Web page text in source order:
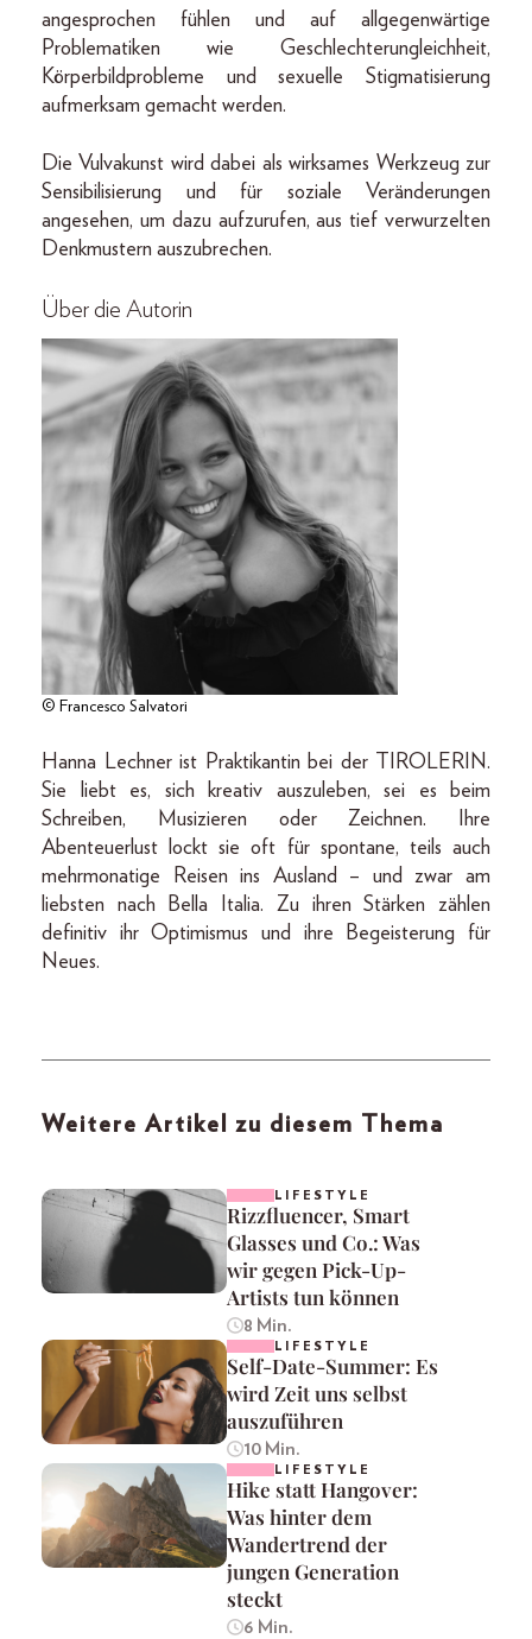
angesprochen fühlen und auf allgegenwärtige
Problematiken wie Geschlechterungleichheit,
Körperbildprobleme und sexuelle Stigmatisierung
aufmerksam gemacht werden.
Die Vulvakunst wird dabei als wirksames Werkzeug zur
Sensibilisierung und für soziale Veränderungen
angesehen, um dazu aufzurufen, aus tief verwurzelten
Denkmustern auszubrechen.
Über die Autorin
© Francesco Salvatori
Hanna Lechner ist Praktikantin bei der TIROLERIN.
Sie liebt es, sich kreativ auszuleben, sei es beim
Schreiben, Musizieren oder Zeichnen. Ihre
Abenteuerlust lockt sie oft für spontane, teils auch
mehrmonatige Reisen ins Ausland – und zwar am
liebsten nach Bella Italia. Zu ihren Stärken zählen
definitiv ihr Optimismus und ihre Begeisterung für
Neues.
Weitere Artikel zu diesem Thema
LIFESTYLE
Rizzfluencer, Smart
Glasses und Co.: Was
wir gegen Pick-Up-
Artists tun können
8 Min.
LIFESTYLE
Self-Date-Summer: Es
wird Zeit uns selbst
auszuführen
10 Min.
LIFESTYLE
Hike statt Hangover:
Was hinter dem
Wandertrend der
jungen Generation
steckt
6 Min.